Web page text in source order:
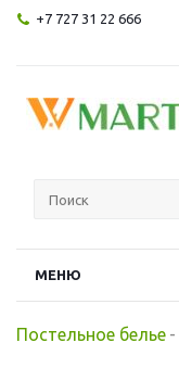
+7 727 31 22 666
МЕНЮ
Постельное белье -